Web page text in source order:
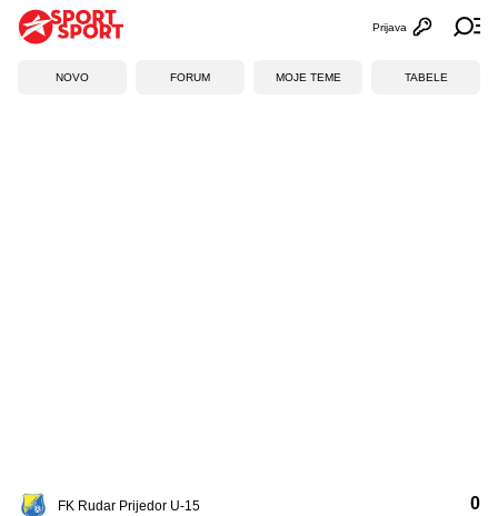
Otvori
Prijava
NOVO FORUM MOJE TEME TABELE
FK Rudar Prijedor U-15 0